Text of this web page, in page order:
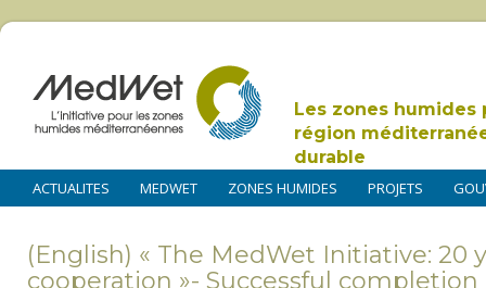
Les zones humides
région
durable
ACTUALITES MEDWET ZONES HUMIDES PROJETS
(English) « The MedWet Initiative: 20
cooperation »- Successful completion